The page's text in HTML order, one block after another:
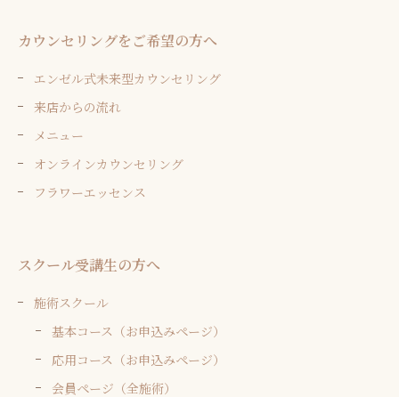
カウンセリングをご希望の方へ
エンゼル式未来型カウンセリング
来店からの流れ
メニュー
オンラインカウンセリング
フラワーエッセンス
スクール受講生の方へ
施術スクール
基本コース（お申込みページ）
応用コース（お申込みページ）
会員ページ（全施術）